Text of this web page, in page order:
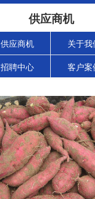
供应商机
供应商机 关于我
招聘中心 客户案